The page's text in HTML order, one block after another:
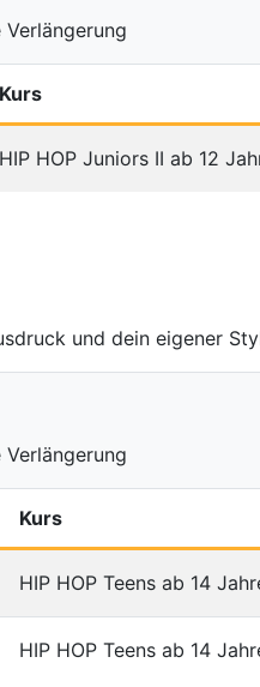
Kurs
HIP HOP Juniors II ab 12
und dein eigener
Kurs
HIP HOP Teens ab 14
HIP HOP Teens ab 14